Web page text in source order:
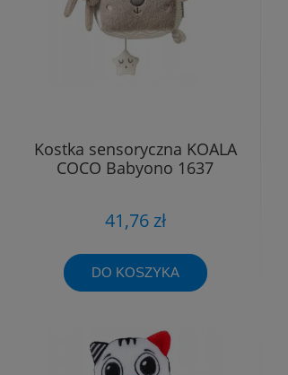
Kostka sensoryczna KOALA
COCO Babyono 1637
41,76 zł
DO KOSZYKA